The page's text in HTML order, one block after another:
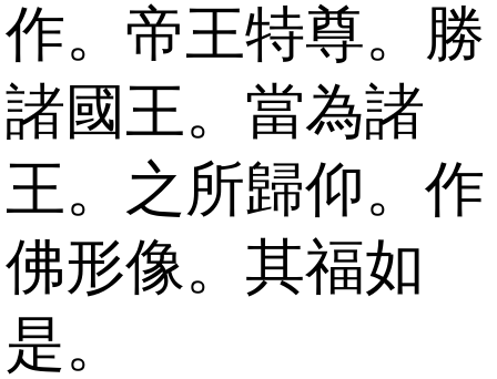
作。帝王特尊。勝
諸國王。當為諸
王。之所歸仰。作
佛形像。其福如
是。